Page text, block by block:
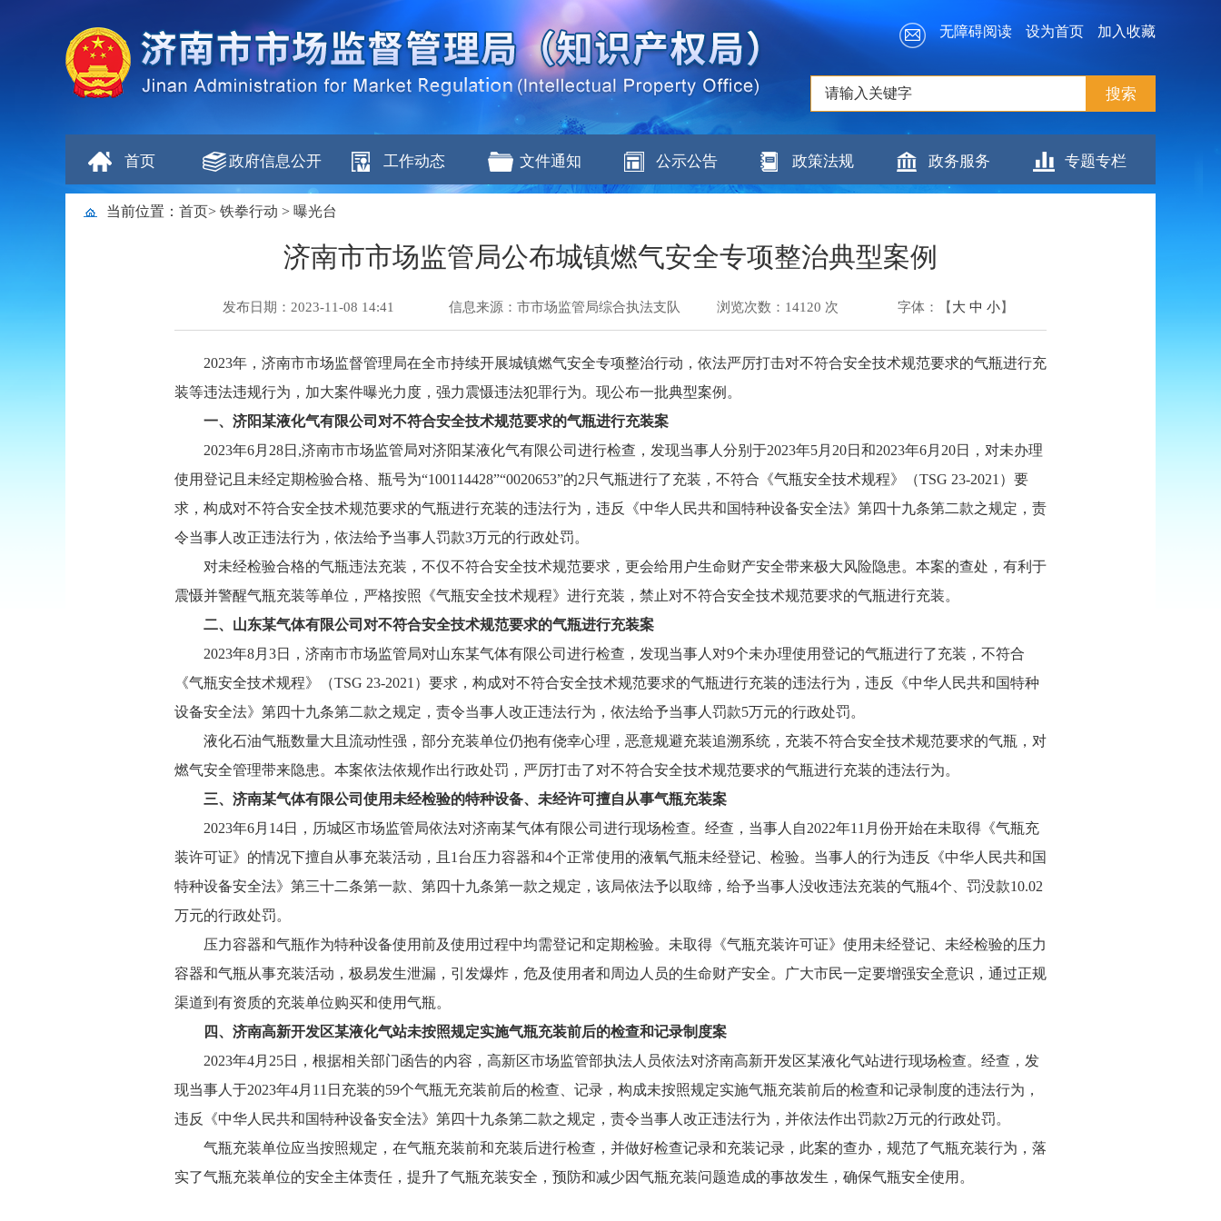
无障碍阅读 设为首页 加入收藏
首页 政府信息公开 工作动态 文件通知 公示公告 政策法规 政务服务 专题专栏
当前位置： 首页> 铁拳行动 > 曝光台
济南市市场监管局公布城镇燃气安全专项整治典型案例
发布日期：2023-11-08 14:41 信息来源：市市场监管局综合执法支队 浏览次数： 14120 次 字体：【 大 中 小】
2023年，济南市市场监督管理局在全市持续开展城镇燃气安全专项整治行动，依法严厉打击对不符合安全技术规范要求的气瓶进行充
装等违法违规行为，加大案件曝光力度，强力震慑违法犯罪行为。现公布一批典型案例。
一、济阳某液化气有限公司对不符合安全技术规范要求的气瓶进行充装案
2023年6月28日,济南市市场监管局对济阳某液化气有限公司进行检查，发现当事人分别于2023年5月20日和2023年6月20日，对未办理
使用登记且未经定期检验合格、瓶号为“100114428”“0020653”的2只气瓶进行了充装，不符合《气瓶安全技术规程》（TSG 23-2021）要
求，构成对不符合安全技术规范要求的气瓶进行充装的违法行为，违反《中华人民共和国特种设备安全法》第四十九条第二款之规定，责
令当事人改正违法行为，依法给予当事人罚款3万元的行政处罚。
对未经检验合格的气瓶违法充装，不仅不符合安全技术规范要求，更会给用户生命财产安全带来极大风险隐患。本案的查处，有利于
震慑并警醒气瓶充装等单位，严格按照《气瓶安全技术规程》进行充装，禁止对不符合安全技术规范要求的气瓶进行充装。
二、山东某气体有限公司对不符合安全技术规范要求的气瓶进行充装案
2023年8月3日，济南市市场监管局对山东某气体有限公司进行检查，发现当事人对9个未办理使用登记的气瓶进行了充装，不符合
《气瓶安全技术规程》（TSG 23-2021）要求，构成对不符合安全技术规范要求的气瓶进行充装的违法行为，违反《中华人民共和国特种
设备安全法》第四十九条第二款之规定，责令当事人改正违法行为，依法给予当事人罚款5万元的行政处罚。
液化石油气瓶数量大且流动性强，部分充装单位仍抱有侥幸心理，恶意规避充装追溯系统，充装不符合安全技术规范要求的气瓶，对
燃气安全管理带来隐患。本案依法依规作出行政处罚，严厉打击了对不符合安全技术规范要求的气瓶进行充装的违法行为。
三、济南某气体有限公司使用未经检验的特种设备、未经许可擅自从事气瓶充装案
2023年6月14日，历城区市场监管局依法对济南某气体有限公司进行现场检查。经查，当事人自2022年11月份开始在未取得《气瓶充
装许可证》的情况下擅自从事充装活动，且1台压力容器和4个正常使用的液氧气瓶未经登记、检验。当事人的行为违反《中华人民共和国
特种设备安全法》第三十二条第一款、第四十九条第一款之规定，该局依法予以取缔，给予当事人没收违法充装的气瓶4个、罚没款10.02
万元的行政处罚。
压力容器和气瓶作为特种设备使用前及使用过程中均需登记和定期检验。未取得《气瓶充装许可证》使用未经登记、未经检验的压力
容器和气瓶从事充装活动，极易发生泄漏，引发爆炸，危及使用者和周边人员的生命财产安全。广大市民一定要增强安全意识，通过正规
渠道到有资质的充装单位购买和使用气瓶。
四、济南高新开发区某液化气站未按照规定实施气瓶充装前后的检查和记录制度案
2023年4月25日，根据相关部门函告的内容，高新区市场监管部执法人员依法对济南高新开发区某液化气站进行现场检查。经查，发
现当事人于2023年4月11日充装的59个气瓶无充装前后的检查、记录，构成未按照规定实施气瓶充装前后的检查和记录制度的违法行为，
违反《中华人民共和国特种设备安全法》第四十九条第二款之规定，责令当事人改正违法行为，并依法作出罚款2万元的行政处罚。
气瓶充装单位应当按照规定，在气瓶充装前和充装后进行检查，并做好检查记录和充装记录，此案的查办，规范了气瓶充装行为，落
实了气瓶充装单位的安全主体责任，提升了气瓶充装安全，预防和减少因气瓶充装问题造成的事故发生，确保气瓶安全使用。